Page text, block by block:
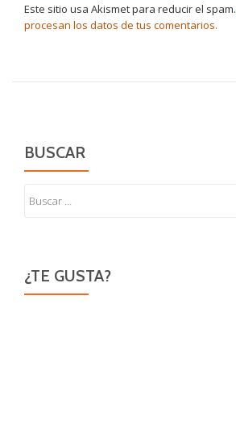
Este sitio usa Akismet para reducir el spam.
procesan los datos de tus comentarios.
BUSCAR
¿TE GUSTA?